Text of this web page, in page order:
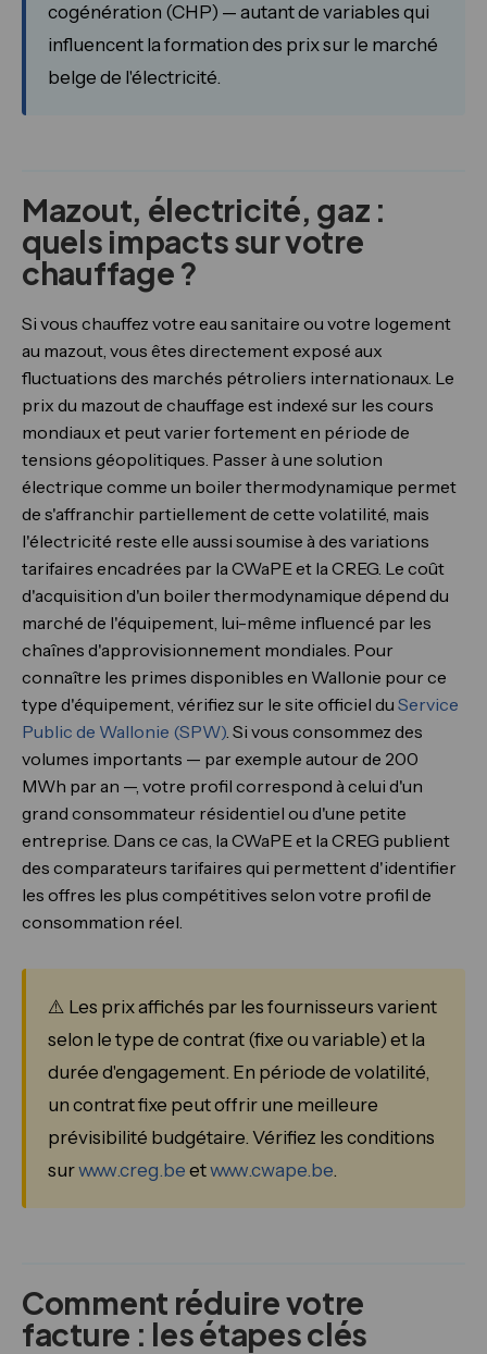
cogénération (CHP) — autant de variables qui
influencent la formation des prix sur le marché
belge de l'électricité.
Mazout, électricité, gaz :
quels impacts sur votre
chauffage ?
Si vous chauffez votre eau sanitaire ou votre logement
au mazout, vous êtes directement exposé aux
fluctuations des marchés pétroliers internationaux. Le
prix du mazout de chauffage est indexé sur les cours
mondiaux et peut varier fortement en période de
tensions géopolitiques. Passer à une solution
électrique comme un boiler thermodynamique permet
de s'affranchir partiellement de cette volatilité, mais
l'électricité reste elle aussi soumise à des variations
tarifaires encadrées par la CWaPE et la CREG. Le coût
d'acquisition d'un boiler thermodynamique dépend du
marché de l'équipement, lui-même influencé par les
chaînes d'approvisionnement mondiales. Pour
connaître les primes disponibles en Wallonie pour ce
type d'équipement, vérifiez sur le site officiel du Service
Public de Wallonie (SPW). Si vous consommez des
volumes importants — par exemple autour de 200
MWh par an —, votre profil correspond à celui d'un
grand consommateur résidentiel ou d'une petite
entreprise. Dans ce cas, la CWaPE et la CREG publient
des comparateurs tarifaires qui permettent d'identifier
les offres les plus compétitives selon votre profil de
consommation réel.
⚠️ Les prix affichés par les fournisseurs varient
selon le type de contrat (fixe ou variable) et la
durée d'engagement. En période de volatilité,
un contrat fixe peut offrir une meilleure
prévisibilité budgétaire. Vérifiez les conditions
surwww.creg.be etwww.cwape.be.
Comment réduire votre
facture : les étapes clés